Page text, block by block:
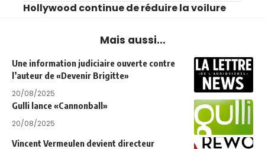
Hollywood continue de réduire la voilure
Mais aussi...
Une information judiciaire ouverte contre
l’auteur de «Devenir Brigitte»
20/08/2025
Gulli lance «Cannonball»
20/08/2025
Vincent Vermeulen devient directeur